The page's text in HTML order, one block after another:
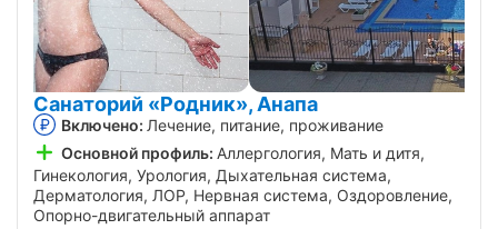
Санаторий «Родник», Анапа
Включено: Лечение, питание, проживание
Основной профиль: Аллергология, Мать и дитя,
Гинекология, Урология, Дыхательная система,
Дерматология, ЛОР, Нервная система, Оздоровление,
Опорно-двигательный аппарат